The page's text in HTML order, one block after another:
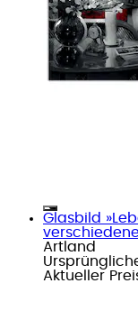
Glasbild
Artland
Aktueller